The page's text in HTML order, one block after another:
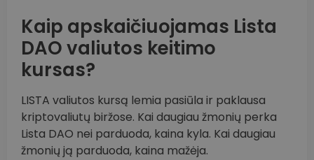
Kaip apskaičiuojamas Lista
DAO valiutos keitimo
kursas?
LISTA valiutos kursą lemia pasiūla ir paklausa
kriptovaliutų biržose. Kai daugiau žmonių perka
Lista DAO nei parduoda, kaina kyla. Kai daugiau
žmonių ją parduoda, kaina mažėja.